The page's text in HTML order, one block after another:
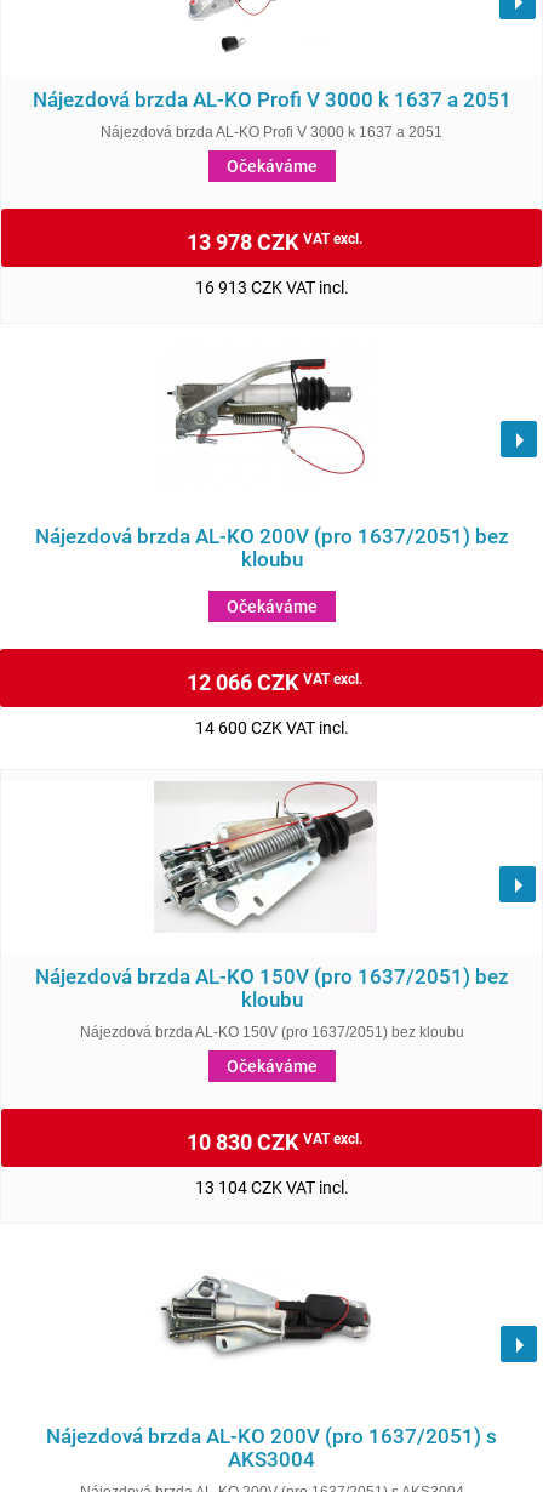
Nájezdová brzda AL-KO Profi V 3000 k 1637 a 2051
Nájezdová brzda AL-KO Profi V 3000 k 1637 a 2051
Očekáváme
13 978 CZKVAT excl.
16 913 CZK VAT incl.
Nájezdová brzda AL-KO 200V (pro 1637/2051) bez
kloubu
Očekáváme
12 066 CZKVAT excl.
14 600 CZK VAT incl.
Nájezdová brzda AL-KO 150V (pro 1637/2051) bez
kloubu
Nájezdová brzda AL-KO 150V (pro 1637/2051) bez kloubu
Očekáváme
10 830 CZKVAT excl.
13 104 CZK VAT incl.
Nájezdová brzda AL-KO 200V (pro 1637/2051) s
AKS3004